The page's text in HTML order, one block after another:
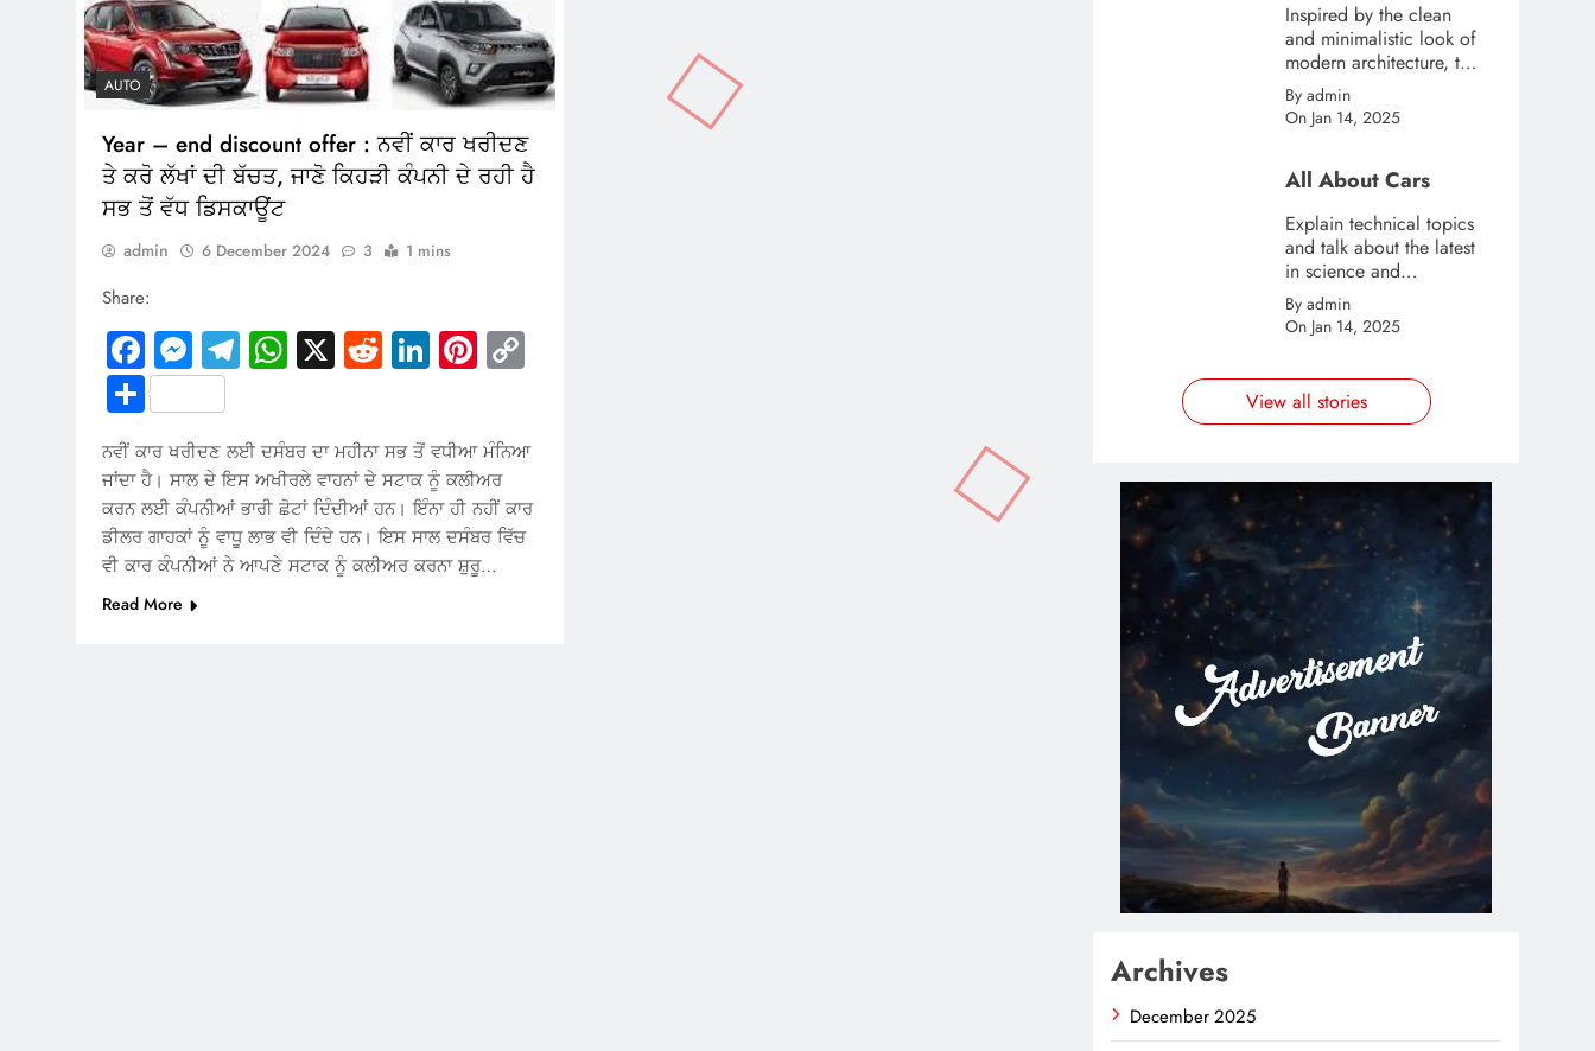
AUTO
Year – end discount offer : ਨਵੀਂ ਕਾਰ ਖਰੀਦਣ
ਤੇ ਕਰੋ ਲੱਖਾਂ ਦੀ ਬੱਚਤ, ਜਾਣੋ ਕਿਹੜੀ ਕੰਪਨੀ ਦੇ ਰਹੀ ਹੈ
ਸਭ ਤੋਂ ਵੱਧ ਡਿਸਕਾਊਂਟ
admin 6 December 2024 3 1 mins
Share:
Facebook
Messenger
Telegram
WhatsApp
X RedditLinkedInPinterest
Share
ਨਵੀਂ ਕਾਰ ਖਰੀਦਣ ਲਈ ਦਸੰਬਰ ਦਾ ਮਹੀਨਾ ਸਭ ਤੋਂ ਵਧੀਆ ਮੰਨਿਆ
ਜਾਂਦਾ ਹੈ। ਸਾਲ ਦੇ ਇਸ ਅਖੀਰਲੇ ਵਾਹਨਾਂ ਦੇ ਸਟਾਕ ਨੂੰ ਕਲੀਅਰ
ਕਰਨ ਲਈ ਕੰਪਨੀਆਂ ਭਾਰੀ ਛੋਟਾਂ ਦਿੰਦੀਆਂ ਹਨ। ਇੰਨਾ ਹੀ ਨਹੀਂ ਕਾਰ
ਡੀਲਰ ਗਾਹਕਾਂ ਨੂੰ ਵਾਧੂ ਲਾਭ ਵੀ ਦਿੰਦੇ ਹਨ। ਇਸ ਸਾਲ ਦਸੰਬਰ ਵਿੱਚ
ਵੀ ਕਾਰ ਕੰਪਨੀਆਂ ਨੇ ਆਪਣੇ ਸਟਾਕ ਨੂੰ ਕਲੀਅਰ ਕਰਨਾ ਸ਼ੁਰੂ…
Read More
Inspired by the clean
and minimalistic look of
modern architecture, this
template is great for
creating stories about
urban and city tourism.
By admin
On Jan 14, 2025
All About Cars
Explain technical topics
and talk about the latest
in science and
technology with this
clean and futuristic
template.
By admin
On Jan 14, 2025
View all stories
Archives
December 2025